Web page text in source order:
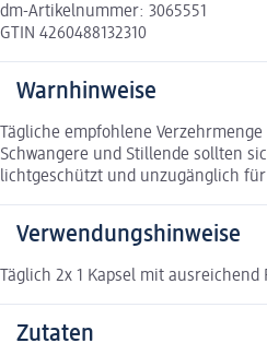
dm-Artikelnummer: 3065551
GTIN 4260488132310
Warnhinweise
Tägliche empfohlene
Schwangere und Stillende sollten
lichtgeschützt und unzugänglich
Verwendungshinweise
Täglich 2x 1 Kapsel mit
Zutaten